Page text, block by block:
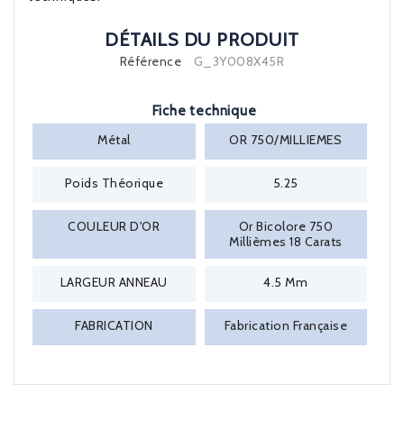
DÉTAILS DU PRODUIT
Référence G_3Y008X45R
Fiche technique
Métal
OR 750/MILLIEMES
Poids Théorique 5.25
COULEUR D'OR
Or Bicolore 750
Millièmes 18 Carats
LARGEUR ANNEAU 4.5 Mm
FABRICATION Fabrication Française